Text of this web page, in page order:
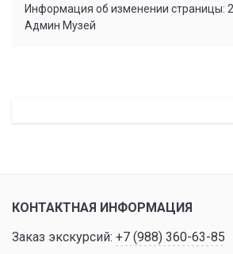
Информация об изменении страницы:
Админ Музей
КОНТАКТНАЯ ИНФОРМАЦИЯ
Заказ экскурсий: +7 (988) 360-63-85